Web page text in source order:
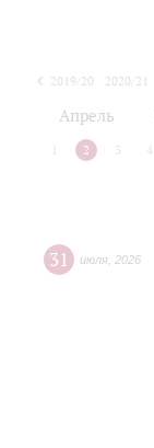
2019/20 2020/21
Апрель
2 3 4
31 июля 2026